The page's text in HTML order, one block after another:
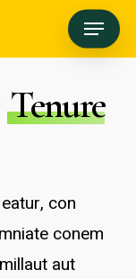
Menu
Tenure
con
conem
aut